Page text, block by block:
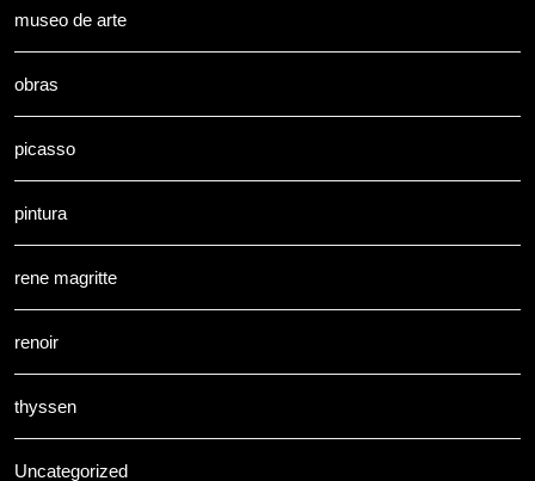
museo de arte
obras
picasso
pintura
rene magritte
renoir
thyssen
Uncategorized